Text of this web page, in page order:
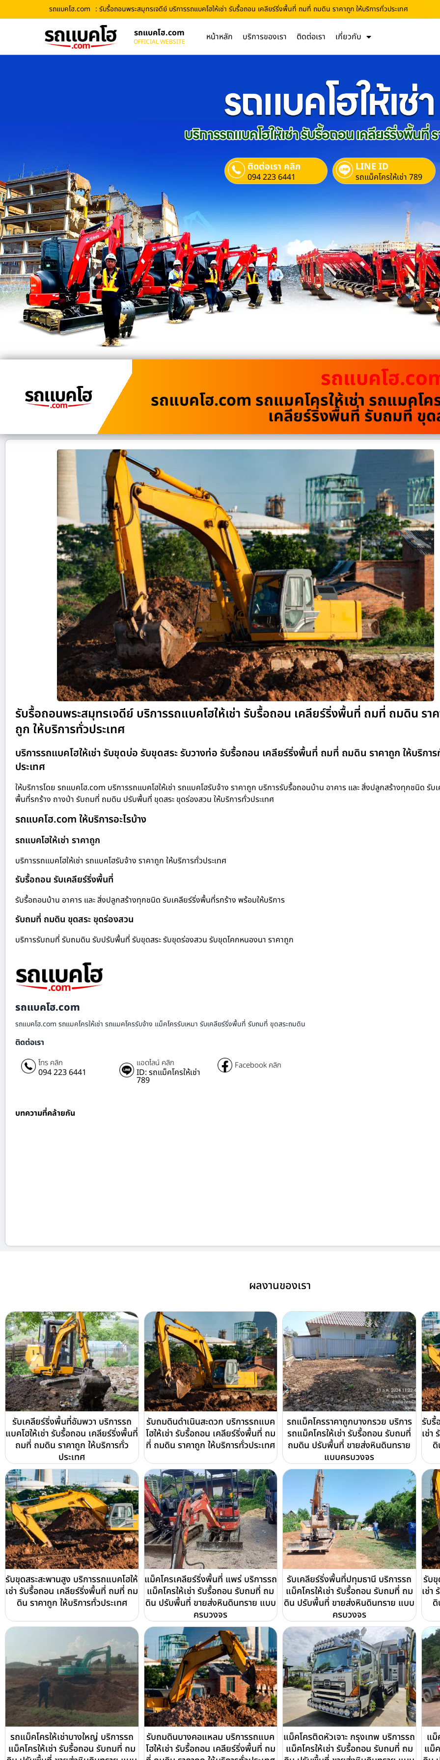
รถแบคโฮ.com : รับรื้อถอนพระสมุทรเจดีย์ บริการรถแบคโฮให้เช่า รับรื้อถอน เคลียร์ริ่งพื้นที่ ถมที่ ถมดิน ราคาถูก ให้บริการทั่วประเทศ
รถแบคโฮ.com
OFFICIAL WEBSITE หน้าหลัก บริการของเรา ติดต่อเรา เกี่ยวกับ
ติดต่อเรา คลิก
094 223 6441
LINE ID
รถแม็คโครให้เช่า 789
รถแบคโฮ
รถแบคโฮ.com รถแมคโครให้เช่า รถแมคโค
เคลียร์ริ่งพื้นที่ รับถมที่ ขุ
รับรื้อถอนพระสมุทรเจดีย์ บริการรถแบคโฮให้เช่า รับรื้อถอน เคลียร์ริ่งพื้นที่ ถมที่ ถมดิน รา
ถูก ให้บริการทั่วประเทศ
บริการรถแบคโฮให้เช่า รับขุดบ่อ รับขุดสระ รับวางท่อ รับรื้อถอน เคลียร์ริ่งพื้นที่ ถมที่ ถมดิน ราคาถูก ให้บริการ
ประเทศ
ให้บริการโดย รถแบคโฮ.com บริการรถแบคโฮให้เช่า รถแบคโฮรับจ้าง ราคาถูก บริการรับรื้อถอนบ้าน อาคาร และ สิ่งปลูกสร้างทุกชนิด รับ
พื้นที่รกร้าง ถางป่า รับถมที่ ถมดิน ปรับพื้นที่ ขุดสระ ขุดร่องสวน ให้บริการทั่วประเทศ
รถแบคโฮ.com ให้บริการอะไรบ้าง
รถแบคโฮให้เช่า ราคาถูก
บริการรถแบคโฮให้เช่า รถแบคโฮรับจ้าง ราคาถูก ให้บริการทั่วประเทศ
รับรื้อถอน รับเคลียร์ริ่งพื้นที่
รับรื้อถอนบ้าน อาคาร และ สิ่งปลูกสร้างทุกชนิด รับเคลียร์ริ่งพื้นที่รกร้าง พร้อมให้บริการ
รับถมที่ ถมดิน ขุดสระ ขุดร่องสวน
บริการรับถมที่ รับถมดิน รับปรับพื้นที่ รับขุดสระ รับขุดร่องสวน รับขุดโคกหนองนา ราคาถูก
รถแบคโฮ.com
รถแบคโฮ.com รถแมคโครให้เช่า รถแมคโครรับจ้าง แม็คโครรับเหมา รับเคลียร์ริ่งพื้นที่ รับถมที่ ขุดสระถมดิน
ติดต่อเรา
โทร คลิก
094 223 6441
แอดไลน์ คลิก
ID: รถแม็คโครให้เช่า
789
Facebook คลิก
บทความที่คล้ายกัน
ผลงานของเรา
รับเคลียร์ริ่งพื้นที่อัมพวา บริการรถ
แบคโฮให้เช่า รับรื้อถอน เคลียร์ริ่งพื้นที่
ถมที่ ถมดิน ราคาถูก ให้บริการทั่ว
ประเทศ
รับถมดินดำเนินสะดวก บริการรถแบค
โฮให้เช่า รับรื้อถอน เคลียร์ริ่งพื้นที่ ถม
ที่ ถมดิน ราคาถูก ให้บริการทั่วประเทศ
รถแม็คโครราคาถูกบางกรวย บริการ
รถแม็คโครให้เช่า รับรื้อถอน รับถมที่
ถมดิน ปรับพื้นที่ ขายส่งหินดินทราย
แบบครบวงจร
รับรื้
เช่า
ดิ
รับขุดสระสะพานสูง บริการรถแบคโฮให้
เช่า รับรื้อถอน เคลียร์ริ่งพื้นที่ ถมที่ ถม
ดิน ราคาถูก ให้บริการทั่วประเทศ
แม็คโครเคลียร์ริ่งพื้นที่ แพร่ บริการรถ
แม็คโครให้เช่า รับรื้อถอน รับถมที่ ถม
ดิน ปรับพื้นที่ ขายส่งหินดินทราย แบบ
ครบวงจร
รับเคลียร์ริ่งพื้นที่ปทุมธานี บริการรถ
แม็คโครให้เช่า รับรื้อถอน รับถมที่ ถม
ดิน ปรับพื้นที่ ขายส่งหินดินทราย แบบ
ครบวงจร
รับขุ
เช่า
ดิ
รถแม็คโครให้เช่าบางใหญ่ บริการรถ
แม็คโครให้เช่า รับรื้อถอน รับถมที่ ถม
รับถมดินบางคอแหลม บริการรถแบค
โฮให้เช่า รับรื้อถอน เคลียร์ริ่งพื้นที่ ถม
แม็คโครติดหัวเจาะ กรุงเทพ บริการรถ
แม็คโครให้เช่า รับรื้อถอน รับถมที่ ถม
แม็
แม็